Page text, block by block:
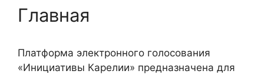
Главная
Платформа электронного голосования
«Инициативы Карелии» предназначена для